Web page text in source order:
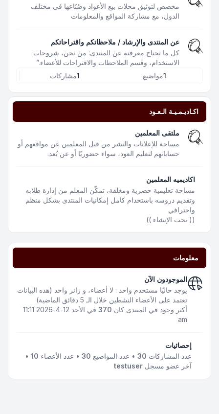
مخصص لتوثيق محلات بيع الأعواد وصُنّاعها في مختلف
الدول، مع مشاركة المواقع والمعلومات
عن المنتدى والإرشاد / ملاحظاتكم واقتراحاتكم
كل ما تحتاج معرفته عن المنتدى: من نحن، شروحات
الاستخدام، وقسم الملاحظات والاقتراحات للأعضاء.”
1مواضيع 1مشاركات
اكـاديـمـيـة الـعـود
ملتقى المعلمين
مساحة للإعلانات والنشر من قبل المعلمين عن مواقعهم أو
حساباتهم لتعليم العود، سواء حضوريًا أو عن بُعد.
اكاديميه المعلمين
مساحة تعليمية حصرية ومغلقة، تمكّن المعلم من إدارة طلابه
وتقديم دروسه باستخدام كامل إمكانيات المنتدى بشكل منظم
واحترافي
(( تحت الإنشاء ))
معلومات
الموجودون الآن
يوجد حاليًا مستخدم واحد : لا أعضاء، و زائر واحد (هذه البيانات
تعتمد على الأعضاء النشطين خلال الـ 5 دقائق الماضية)
أكثر وجود في المنتدى كان 370
في الأحد 12-4-2026 11:11
am
إحصائيات
عدد المشاركات 30• عدد المواضيع 30• عدد الأعضاء 10
•
آخر عضو مسجل testuser